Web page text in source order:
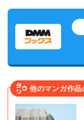
他のマンガ作品